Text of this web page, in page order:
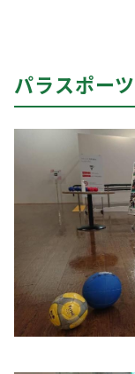
パラスポー